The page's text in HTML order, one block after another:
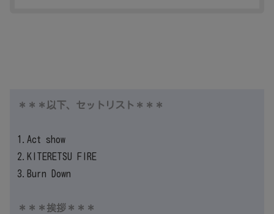
＊＊＊以下、セットリスト＊＊＊
1.Act show
2.KITERETSU FIRE
3.Burn Down
＊＊＊挨拶＊＊＊